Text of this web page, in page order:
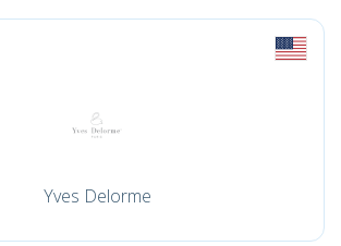
Yves Delorme